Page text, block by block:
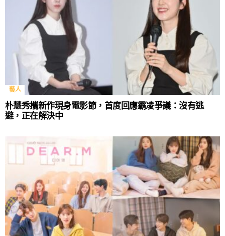
藝人
朴慧秀攜新作現身電影節，首度回應霸凌爭議：沒有逃
避，正在解決中